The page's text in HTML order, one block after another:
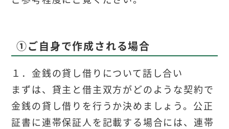
①ご自身で作成される場合
１．金銭の貸し借りについて話し合い
まずは、貸主と借主双方がどのような契約で
金銭の貸し借りを行うか決めましょう。公正
証書に連帯保証人を記載する場合には、連帯